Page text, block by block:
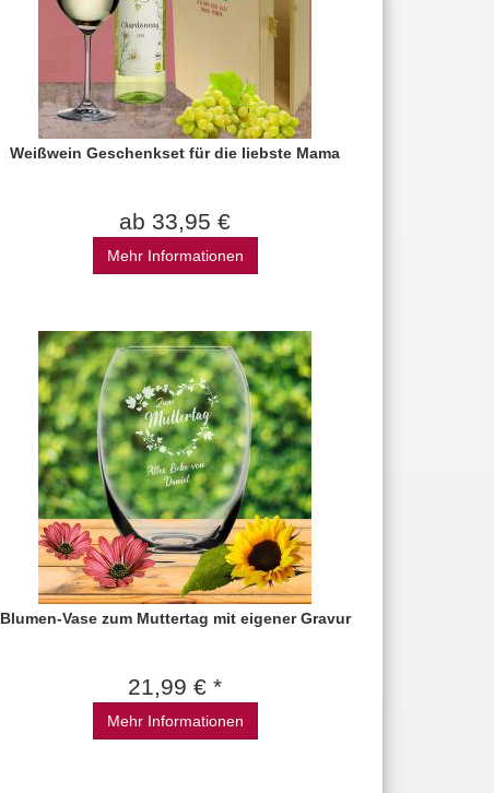
Weißwein Geschenkset für die liebste Mama
ab 33,95 €
Mehr Informationen
Blumen-Vase zum Muttertag mit eigener Gravur
21,99 € *
Mehr Informationen